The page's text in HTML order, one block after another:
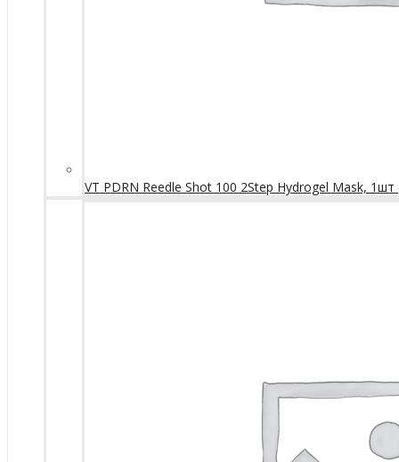
VT PDRN Reedle Shot 100 2Step Hydrogel Mask,